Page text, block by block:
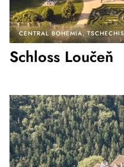
CENTRAL BOHEMIA
Schloss Loučeň